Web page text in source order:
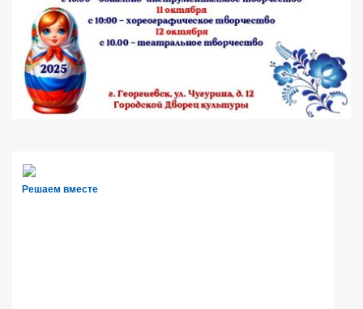
Решаем вместе